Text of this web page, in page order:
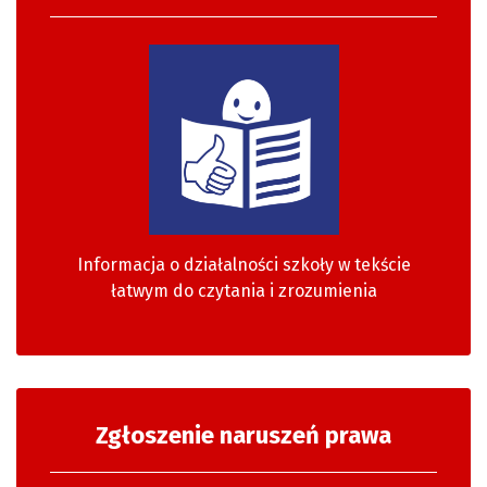
Informacja o działalności szkoły w tekście
łatwym do czytania i zrozumienia
Zgłoszenie naruszeń prawa